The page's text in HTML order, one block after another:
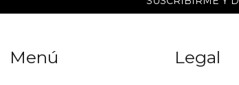
Menú Legal